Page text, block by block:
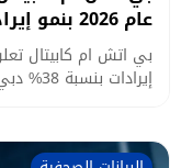
عام 2026 بنمو إيرادات بنسبة 38%
إيرادات بنسبة 38% دبي، الإمارات العربية...